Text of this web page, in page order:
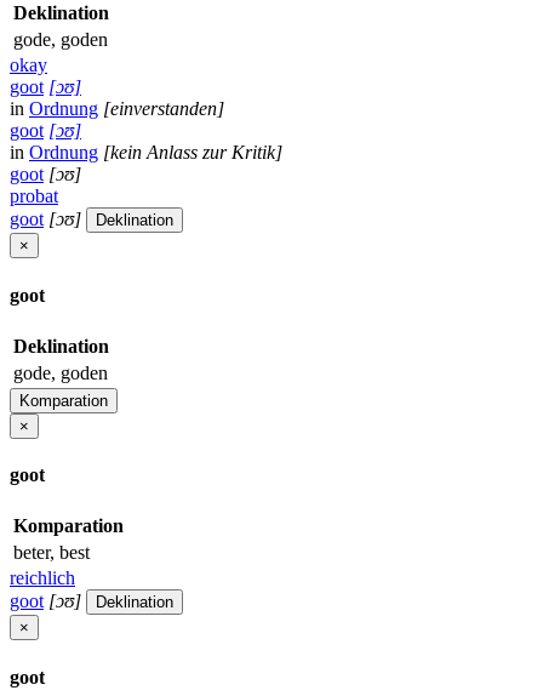
Deklination
gode, goden
okay
goot [ɔʊ]
in Ordnung [einverstanden]
goot [ɔʊ]
in Ordnung [kein Anlass zur Kritik]
goot [ɔʊ]
probat
goot [ɔʊ]
Deklination
×
goot
Deklination
gode, goden
Komparation
×
goot
Komparation
beter, best
reichlich
goot [ɔʊ]
Deklination
×
goot